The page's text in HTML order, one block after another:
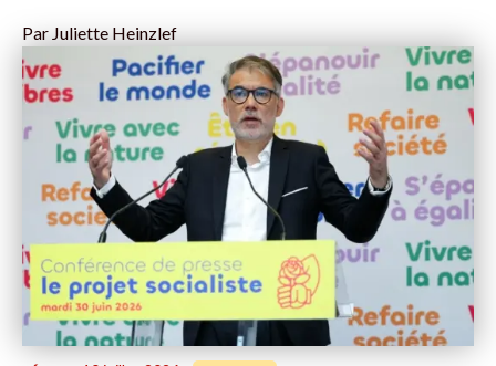
Par Juliette Heinzlef